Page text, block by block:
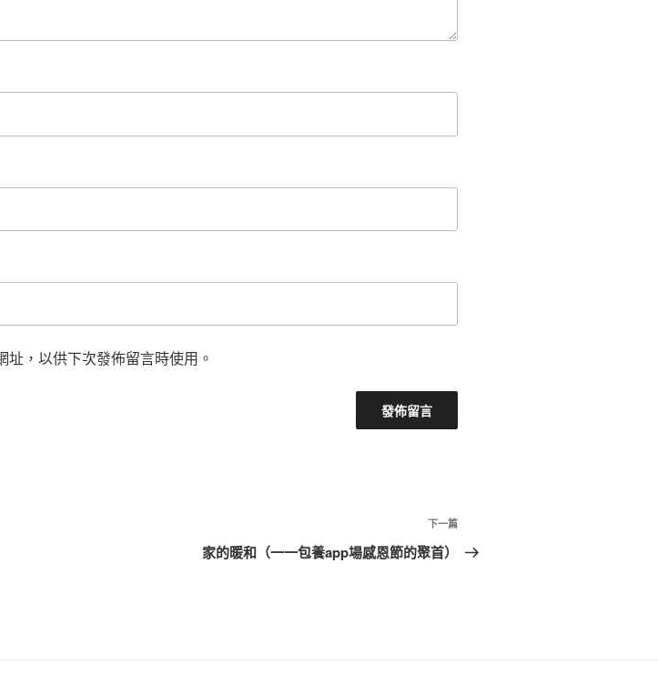
，以供下次發佈留言時使用。
下
一
下一篇
家的暖和（一一包養app場感恩節的聚首）